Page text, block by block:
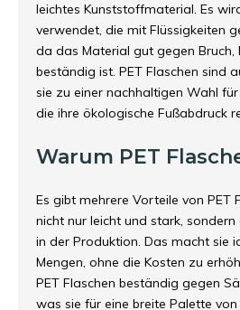
leichtes Kunststoffmaterial. Es
verwendet, die mit Flüssigkeiten
da das Material gut gegen Bruch,
beständig ist. PET Flaschen sind
sie zu einer nachhaltigen Wahl
die ihre ökologische Fußabdruck
Warum PET
Es gibt mehrere Vorteile von PET
nicht nur leicht und stark,
in der Produktion. Das macht sie
Mengen, ohne die Kosten zu
PET Flaschen beständig gegen
was sie für eine breite Palette von